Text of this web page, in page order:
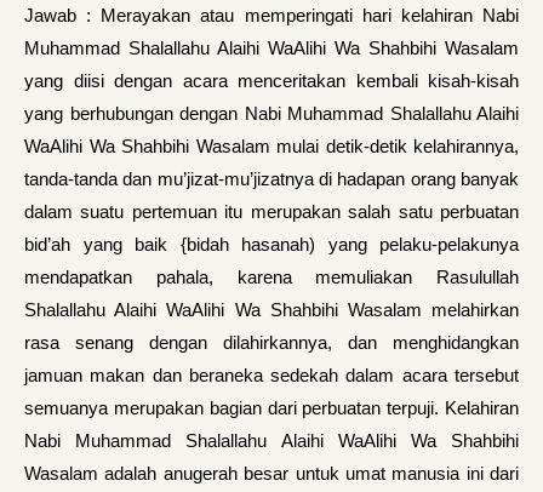
Jawab : Merayakan atau memperingati hari kelahiran Nabi
Muhammad Shalallahu Alaihi WaAlihi Wa Shahbihi Wasalam
yang diisi dengan acara men­ceritakan kembali kisah-kisah
yang berhubungan dengan Nabi Muhammad Shalallahu Alaihi
WaAlihi Wa Shahbihi Wasalam mulai detik-detik kelahirannya,
tanda-tanda dan mu’jizat-mu’jizatnya di hadapan orang banyak
dalam suatu pertemuan itu merupakan salah satu perbuatan
bid’ah yang baik {bidah hasanah) yang pelaku-pelakunya
mendapatkan pahala, karena memuliakan Rasulullah
Shalallahu Alaihi WaAlihi Wa Shahbihi Wasalam melahirkan
rasa senang dengan dilahirkannya, dan menghidangkan
jamuan makan dan beraneka sedekah dalam acara tersebut
semuanya merupakan bagian dari perbuatan terpuji. Kelahiran
Nabi Muhammad Shalallahu Alaihi WaAlihi Wa Shahbihi
Wasalam adalah anugerah besar untuk umat manusia ini dari